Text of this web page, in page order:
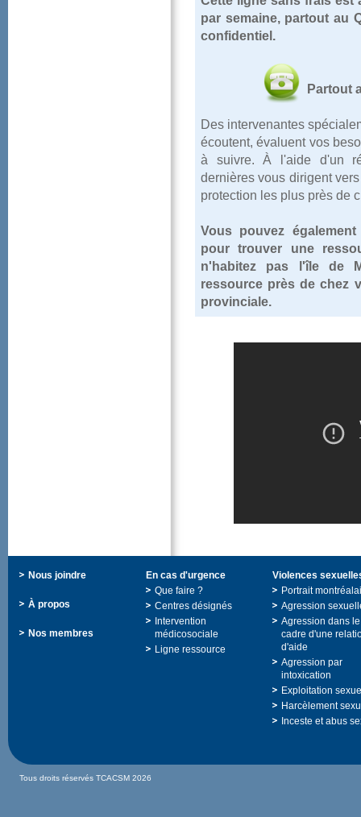
confidentiel.
provinciale.
Nousjoindre
Àpropos
Nosmembres
Encasd'urgence
Quefaire?
Centresdésignés
Intervention
médicosociale
Ligneressource
Agressiondansle
d'aide
Agressionpar
intoxication
TousdroitsréservésTCACSM2026